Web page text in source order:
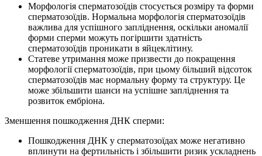
Морфологія сперматозоїдів стосується розміру та форми
сперматозоїдів. Нормальна морфологія сперматозоїдів
важлива для успішного запліднення, оскільки аномалії
форми сперми можуть погіршити здатність
сперматозоїдів проникати в яйцеклітину.
Статеве утримання може призвести до покращення
морфології сперматозоїдів, при цьому більший відсоток
сперматозоїдів має нормальну форму та структуру. Це
може збільшити шанси на успішне запліднення та
розвиток ембріона.
Зменшення пошкодження ДНК сперми:
Пошкодження ДНК у сперматозоїдах може негативно
вплинути на фертильність і збільшити ризик ускладнень